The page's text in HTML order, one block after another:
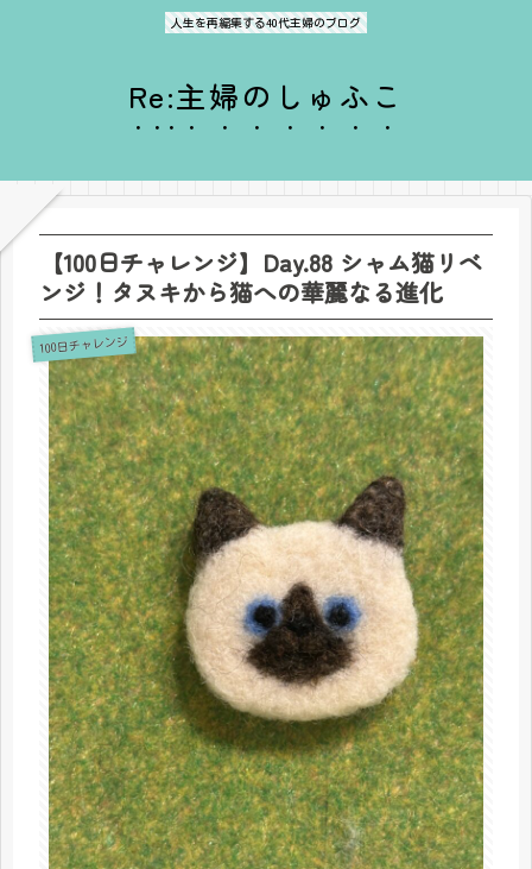
人生を再編集する40代主婦のブログ
Re:主婦のしゅふこ
【100日チャレンジ】Day.88 シャム猫リベ
ンジ！タヌキから猫への華麗なる進化
100日チャレンジ